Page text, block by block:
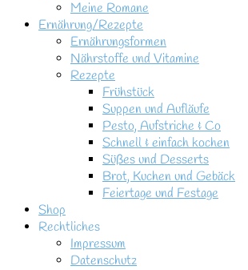
Meine Romane
Ernährung/Rezepte
Ernährungsformen
Nährstoffe und Vitamine
Rezepte
Frühstück
Suppen und Aufläufe
Pesto, Aufstriche & Co
Schnell & einfach kochen
Süßes und Desserts
Brot, Kuchen und Gebäck
Feiertage und Festage
Shop
Rechtliches
Impressum
Datenschutz